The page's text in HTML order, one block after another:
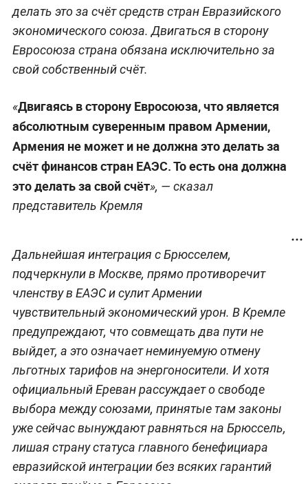
делать это за счёт средств стран Евразийского
экономического союза. Двигаться в сторону
Евросоюза страна обязана исключительно за
свой собственный счёт.
«Двигаясь в сторону Евросоюза, что является
абсолютным суверенным правом Армении,
Армения не может и не должна это делать за
счёт финансов стран ЕАЭС. То есть она должна
это делать за свой счёт», — сказал
представитель Кремля
Дальнейшая интеграция с Брюсселем,
подчеркнули в Москве, прямо противоречит
членству в ЕАЭС и сулит Армении
чувствительный экономический урон. В Кремле
предупреждают, что совмещать два пути не
выйдет, а это означает неминуемую отмену
льготных тарифов на энергоносители. И хотя
официальный Ереван рассуждает о свободе
выбора между союзами, принятые там законы
уже сейчас вынуждают равняться на Брюссель,
лишая страну статуса главного бенефициара
евразийской интеграции без всяких гарантий